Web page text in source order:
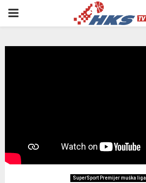
PRIMARY
SuperSport Premijer muška liga